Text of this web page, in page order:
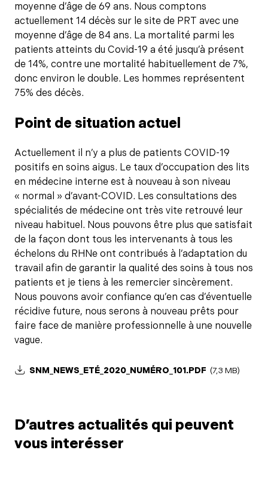
moyenne d’âge de 69 ans. Nous comptons
actuellement 14 décès sur le site de PRT avec une
moyenne d’âge de 84 ans. La mortalité parmi les
patients atteints du Covid-19 a été jusqu’à présent
de 14%, contre une mortalité habituellement de 7%,
donc environ le double. Les hommes représentent
75% des décès.
Point de situation actuel
Actuellement il n’y a plus de patients COVID-19
positifs en soins aigus. Le taux d’occupation des lits
en médecine interne est à nouveau à son niveau
« normal » d’avant-COVID. Les consultations des
spécialités de médecine ont très vite retrouvé leur
niveau habituel. Nous pouvons être plus que satisfait
de la façon dont tous les intervenants à tous les
échelons du RHNe ont contribués à l’adaptation du
travail afin de garantir la qualité des soins à tous nos
patients et je tiens à les remercier sincèrement.
Nous pouvons avoir confiance qu’en cas d’éventuelle
récidive future, nous serons à nouveau prêts pour
faire face de manière professionnelle à une nouvelle
vague.
SNM_NEWS_ETÉ_2020_NUMÉRO_101.PDF (7,3 MB)
D’autres actualités qui peuvent
vous interésser